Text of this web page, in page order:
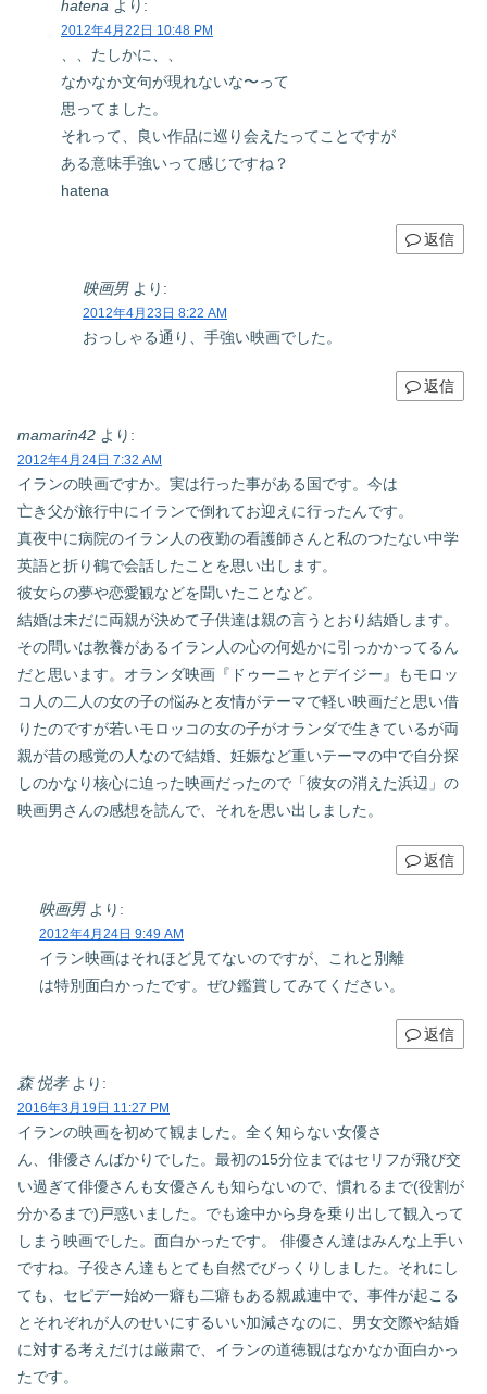
hatena より:
2012年4月22日 10:48 PM
、、たしかに、、
なかなか文句が現れないな〜って
思ってました。
それって、良い作品に巡り会えたってことですが
ある意味手強いって感じですね？
hatena
返信
映画男 より:
2012年4月23日 8:22 AM
おっしゃる通り、手強い映画でした。
返信
mamarin42 より:
2012年4月24日 7:32 AM
イランの映画ですか。実は行った事がある国です。今は
亡き父が旅行中にイランで倒れてお迎えに行ったんです。
真夜中に病院のイラン人の夜勤の看護師さんと私のつたない中学
英語と折り鶴で会話したことを思い出します。
彼女らの夢や恋愛観などを聞いたことなど。
結婚は未だに両親が決めて子供達は親の言うとおり結婚します。
その問いは教養があるイラン人の心の何処かに引っかかってるん
だと思います。オランダ映画『ドゥーニャとデイジー』もモロッ
コ人の二人の女の子の悩みと友情がテーマで軽い映画だと思い借
りたのですが若いモロッコの女の子がオランダで生きているが両
親が昔の感覚の人なので結婚、妊娠など重いテーマの中で自分探
しのかなり核心に迫った映画だったので「彼女の消えた浜辺」の
映画男さんの感想を読んで、それを思い出しました。
返信
映画男 より:
2012年4月24日 9:49 AM
イラン映画はそれほど見てないのですが、これと別離
は特別面白かったです。ぜひ鑑賞してみてください。
返信
森 悦孝 より:
2016年3月19日 11:27 PM
イランの映画を初めて観ました。全く知らない女優さ
ん、俳優さんばかりでした。最初の15分位まではセリフが飛び交
い過ぎて俳優さんも女優さんも知らないので、慣れるまで(役割が
分かるまで)戸惑いました。でも途中から身を乗り出して観入って
しまう映画でした。面白かったです。 俳優さん達はみんな上手い
ですね。子役さん達もとても自然でびっくりしました。それにし
ても、セピデー始め一癖も二癖もある親戚連中で、事件が起こる
とそれぞれが人のせいにするいい加減さなのに、男女交際や結婚
に対する考えだけは厳粛で、イランの道徳観はなかなか面白かっ
たです。